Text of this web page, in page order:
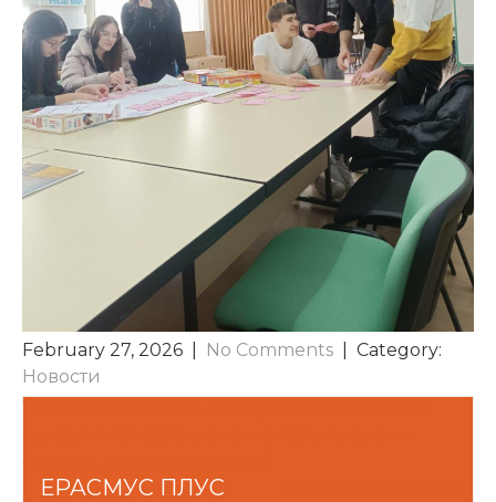
February 27, 2026 No Comments
| Category:
Новости
POST
NAVIGATION
Ученик Машинско-електротехничке школе
остварио запажен успех на Националном
финалу „Пословни изазов“
ЕРАСМУС ПЛУС